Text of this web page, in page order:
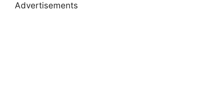
Advertisements